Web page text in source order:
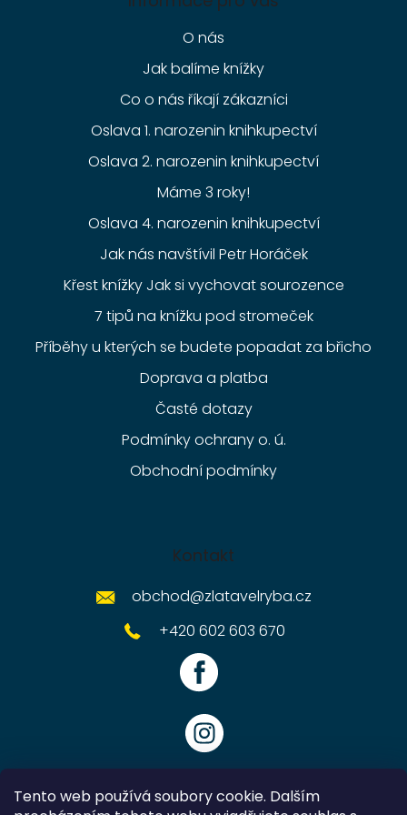
Tento web používá soubory cookie. Dalším
O nás
Jak balíme knížky
Co o nás říkají zákazníci
Oslava 1. narozenin knihkupectví
Oslava 2. narozenin knihkupectví
Máme 3 roky!
Oslava 4. narozenin knihkupectví
Jak nás navštívil Petr Horáček
Křest knížky Jak si vychovat sourozence
7 tipů na knížku pod stromeček
Příběhy u kterých se budete popadat za břicho
Doprava a platba
Časté dotazy
Podmínky ochrany o. ú.
Obchodní podmínky
Kontakt
obchod@zlatavelryba.cz
+420 602 603 670